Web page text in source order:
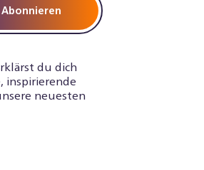
Abonnieren
du dich
inspirierende
neuesten